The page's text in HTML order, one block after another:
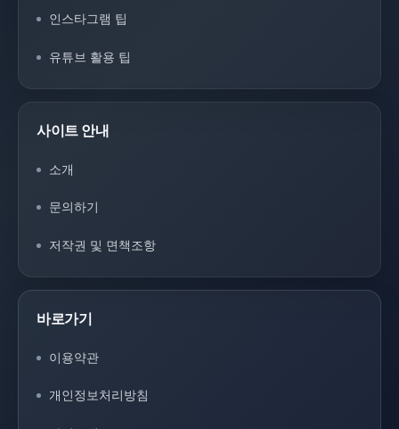
인스타그램 팁
유튜브 활용 팁
사이트 안내
소개
문의하기
저작권 및 면책조항
바로가기
이용약관
개인정보처리방침